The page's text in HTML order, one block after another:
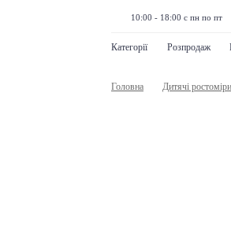
10:00 - 18:00 с пн по пт
Категорії Розпродаж
Головна Дитячі ростоміри